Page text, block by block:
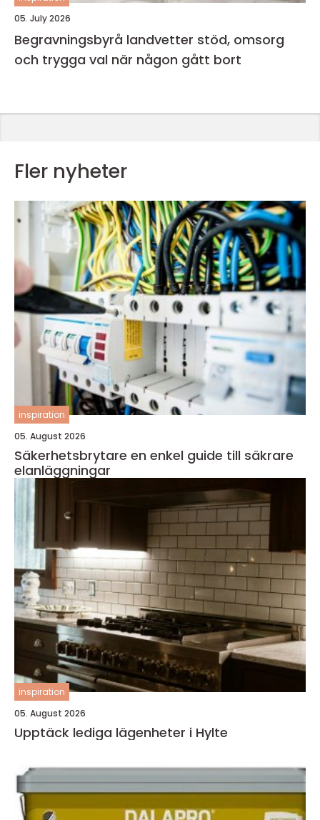
05. July 2026
Begravningsbyrå landvetter stöd, omsorg
och trygga val när någon gått bort
Fler nyheter
inspiration
05. August 2026
Säkerhetsbrytare en enkel guide till säkrare
elanläggningar
inspiration
05. August 2026
Upptäck lediga lägenheter i Hylte